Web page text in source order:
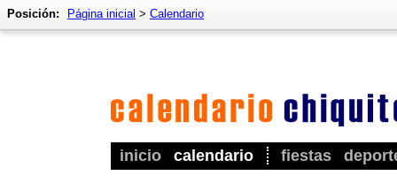
inicio calendario fiestas
Posición: Página inicial > Calendario